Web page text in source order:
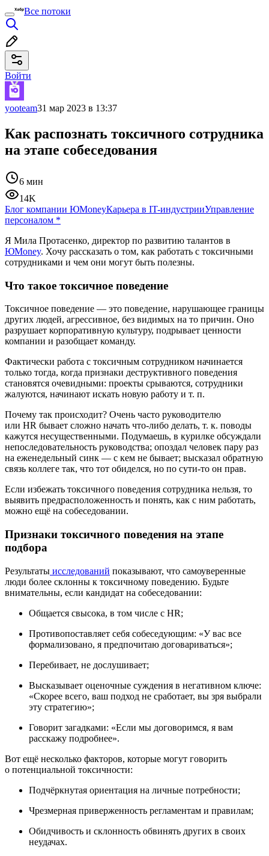
Все потоки
Войти
yooteam31 мар 2023 в 13:37
Как распознать токсичного сотрудника
на этапе собеседования
6 мин
14K
Блог компании ЮMoneyКарьера в IT-индустрииУправление
персоналом *
Я Мила Протасенко, директор по развитию талантов в
ЮMoney. Хочу рассказать о том, как работать с токсичными
сотрудниками и чем они могут быть полезны.
Что такое токсичное поведение
Токсичное поведение — это поведение, нарушающее границы
других людей, агрессивное, без видимых на то причин. Оно
разрушает корпоративную культуру, подрывает ценности
компании и разобщает команду.
Фактически работа с токсичным сотрудником начинается
только тогда, когда признаки деструктивного поведения
становятся очевидными: проекты срываются, сотрудники
жалуются, начинают искать новую работу и т. п.
Почему так происходит? Очень часто руководителю
или HR бывает сложно начать что‑либо делать, т. к. поводы
кажутся несущественными. Подумаешь, в курилке обсуждали
непоследовательность руководства; опоздал человек пару раз
на еженедельный синк — с кем не бывает; высказал обратную
связь коллеге так, что тот обиделся, но по сути‑то он прав.
Если избежать токсичного поведения сотрудника нельзя, то
выявить предрасположенность и понять, как с ним работать,
можно ещё на собеседовании.
Признаки токсичного поведения на этапе
подбора
Результаты исследований показывают, что самоуверенные
люди более склонны к токсичному поведению. Будьте
внимательны, если кандидат на собеседовании:
Общается свысока, в том числе с HR;
Противопоставляет себя собеседующим: «У вас все
формализовано, я предпочитаю договариваться»;
Перебивает, не дослушивает;
Высказывает оценочные суждения в негативном ключе:
«Скорее всего, ваш подход не сработает, вы зря выбрали
эту стратегию»;
Говорит загадками: «Если мы договоримся, я вам
расскажу подробнее».
Вот ещё несколько факторов, которые могут говорить
о потенциальной токсичности:
Подчёркнутая ориентация на личные потребности;
Чрезмерная приверженность регламентам и правилам;
Обидчивость и склонность обвинять других в своих
неудачах.